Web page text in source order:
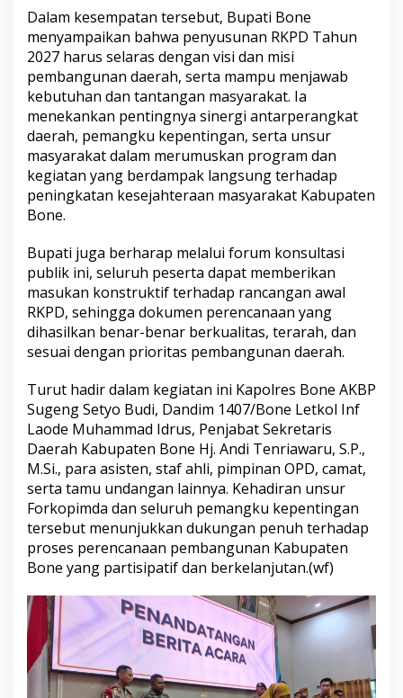
K
o
n
s
u
l
t
a
s
i
P
u
i
k
R
K
P
D
2
7
Dalam kesempatan tersebut, Bupati Bone
menyampaikan bahwa penyusunan RKPD Tahun
2027 harus selaras dengan visi dan misi
pembangunan daerah, serta mampu menjawab
kebutuhan dan tantangan masyarakat. Ia
menekankan pentingnya sinergi antarperangkat
daerah, pemangku kepentingan, serta unsur
masyarakat dalam merumuskan program dan
kegiatan yang berdampak langsung terhadap
peningkatan kesejahteraan masyarakat Kabupaten
Bone.
Bupati juga berharap melalui forum konsultasi
publik ini, seluruh peserta dapat memberikan
masukan konstruktif terhadap rancangan awal
RKPD, sehingga dokumen perencanaan yang
dihasilkan benar-benar berkualitas, terarah, dan
sesuai dengan prioritas pembangunan daerah.
Turut hadir dalam kegiatan ini Kapolres Bone AKBP
Sugeng Setyo Budi, Dandim 1407/Bone Letkol Inf
Laode Muhammad Idrus, Penjabat Sekretaris
Daerah Kabupaten Bone Hj. Andi Tenriawaru, S.P.,
M.Si., para asisten, staf ahli, pimpinan OPD, camat,
serta tamu undangan lainnya. Kehadiran unsur
Forkopimda dan seluruh pemangku kepentingan
tersebut menunjukkan dukungan penuh terhadap
proses perencanaan pembangunan Kabupaten
Bone yang partisipatif dan berkelanjutan.(wf)